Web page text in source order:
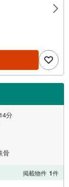
分
骨
掲載物件 1件